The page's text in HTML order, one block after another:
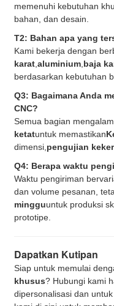
memenuhi kebutuhan
bahan, dan desain.
T2: Bahan apa yang
Kami bekerja dengan
karat aluminium baja
berdasarkan kebutuhan
Q3: Bagaimana Anda
CNC?
Semua bagian
ketatuntuk memastikan
dimensi, pengujian
Q4: Berapa waktu
Waktu pengiriman
dan volume pesanan,
mingguuntuk produksi
prototipe.
Dapatkan Kutipan
Siap untuk memulai
khusus? Hubungi kami
dipersonalisasi dan